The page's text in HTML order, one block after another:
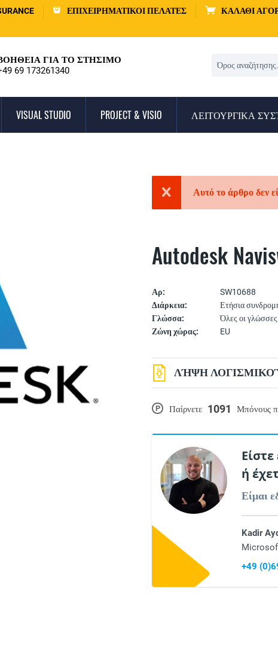
ΕΠΙΧΕΙΡΗΜΑΤΙΚΟΊ ΠΕΛΆΤΕΣ ΚΑΛΆΘΙ
ΓΙΑ ΤΟ ΣΤΉΣΙΜΟ
69 173261340
VISUAL STUDIO PROJECT & VISIO ΛΕΙΤΟΥΡΓΙΚΆ
Αυτό το άρθρο δεν
Autodesk
Αρ:
SW10688
Διάρκεια:
Ετήσια
Γλώσσα:
Όλες οι γλώσσες
Ζώνη χώρας:
EU
P Παίρνετε 1091 Μπόνους
ΛΉΨΗ
ή
Είμαι
Kadir
+49